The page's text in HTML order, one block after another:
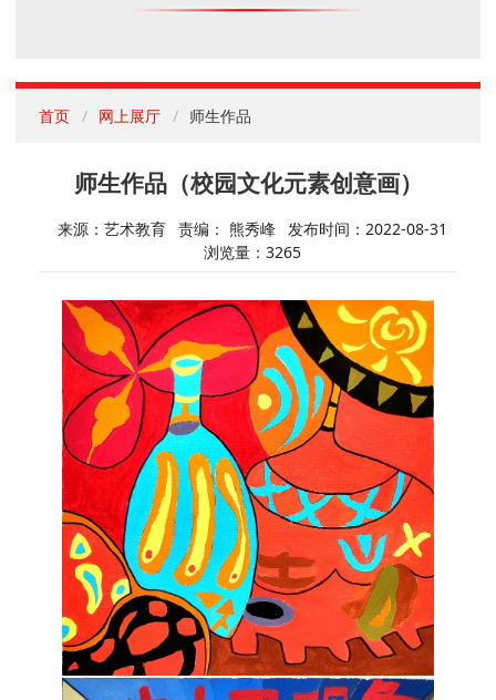
首页 网上展厅 师生作品
师生作品（校园文化元素创意画）
来源：艺术教育 责编： 熊秀峰
发布时间：2022-08-31
浏览量： 3265